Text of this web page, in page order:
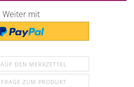
Weiter mit
AUF DEN MERKZETTEL
FRAGE ZUM PRODUKT